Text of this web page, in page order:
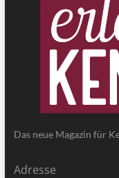
Das neue Magazin für
Adresse